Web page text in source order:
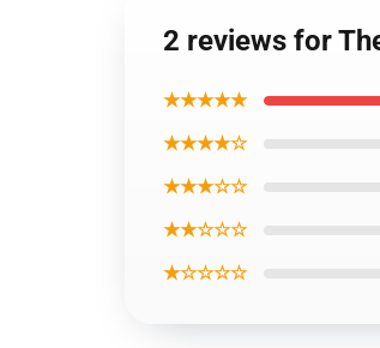
2 reviews for
★★★★★
★★★★☆
★★★☆☆
★★☆☆☆
★☆☆☆☆